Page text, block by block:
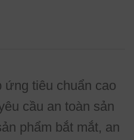
ứng tiêu chuẩn cao
cầu an toàn sản
phẩm bắt mắt, an